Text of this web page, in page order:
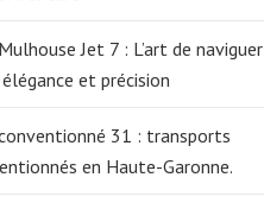
Jet 7 : L’art de naviguer
et précision
31 : transports
en Haute-Garonne.